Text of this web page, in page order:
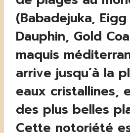
(Babadejuka,
Dauphin, Gold
maquis
arrive jusqu’à la
eaux cristallines,
des plus belles
Cette notoriété